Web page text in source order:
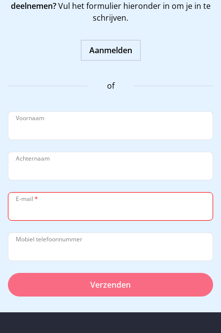
deelnemen?Vul het formulier hieronder in om je in te
schrijven.
Aanmelden
of
Voornaam
Achternaam
E-mail *
Mobiel telefoonnummer
Verzenden